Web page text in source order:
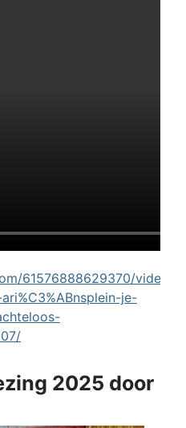
61576888629370/videos/
je-
2025 door